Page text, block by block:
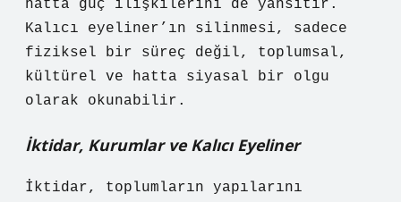
hatta güç ilişkilerini de yansıtır.
Kalıcı eyeliner’ın silinmesi, sadece
fiziksel bir süreç değil, toplumsal,
kültürel ve hatta siyasal bir olgu
olarak okunabilir.
İktidar, Kurumlar ve Kalıcı Eyeliner
İktidar, toplumların yapılarını